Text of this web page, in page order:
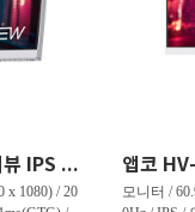
앱코 HV-IP27F180D 하이퍼뷰 IPS FHD 200 HDR 무결점
x 1080) / 20
모니터 /